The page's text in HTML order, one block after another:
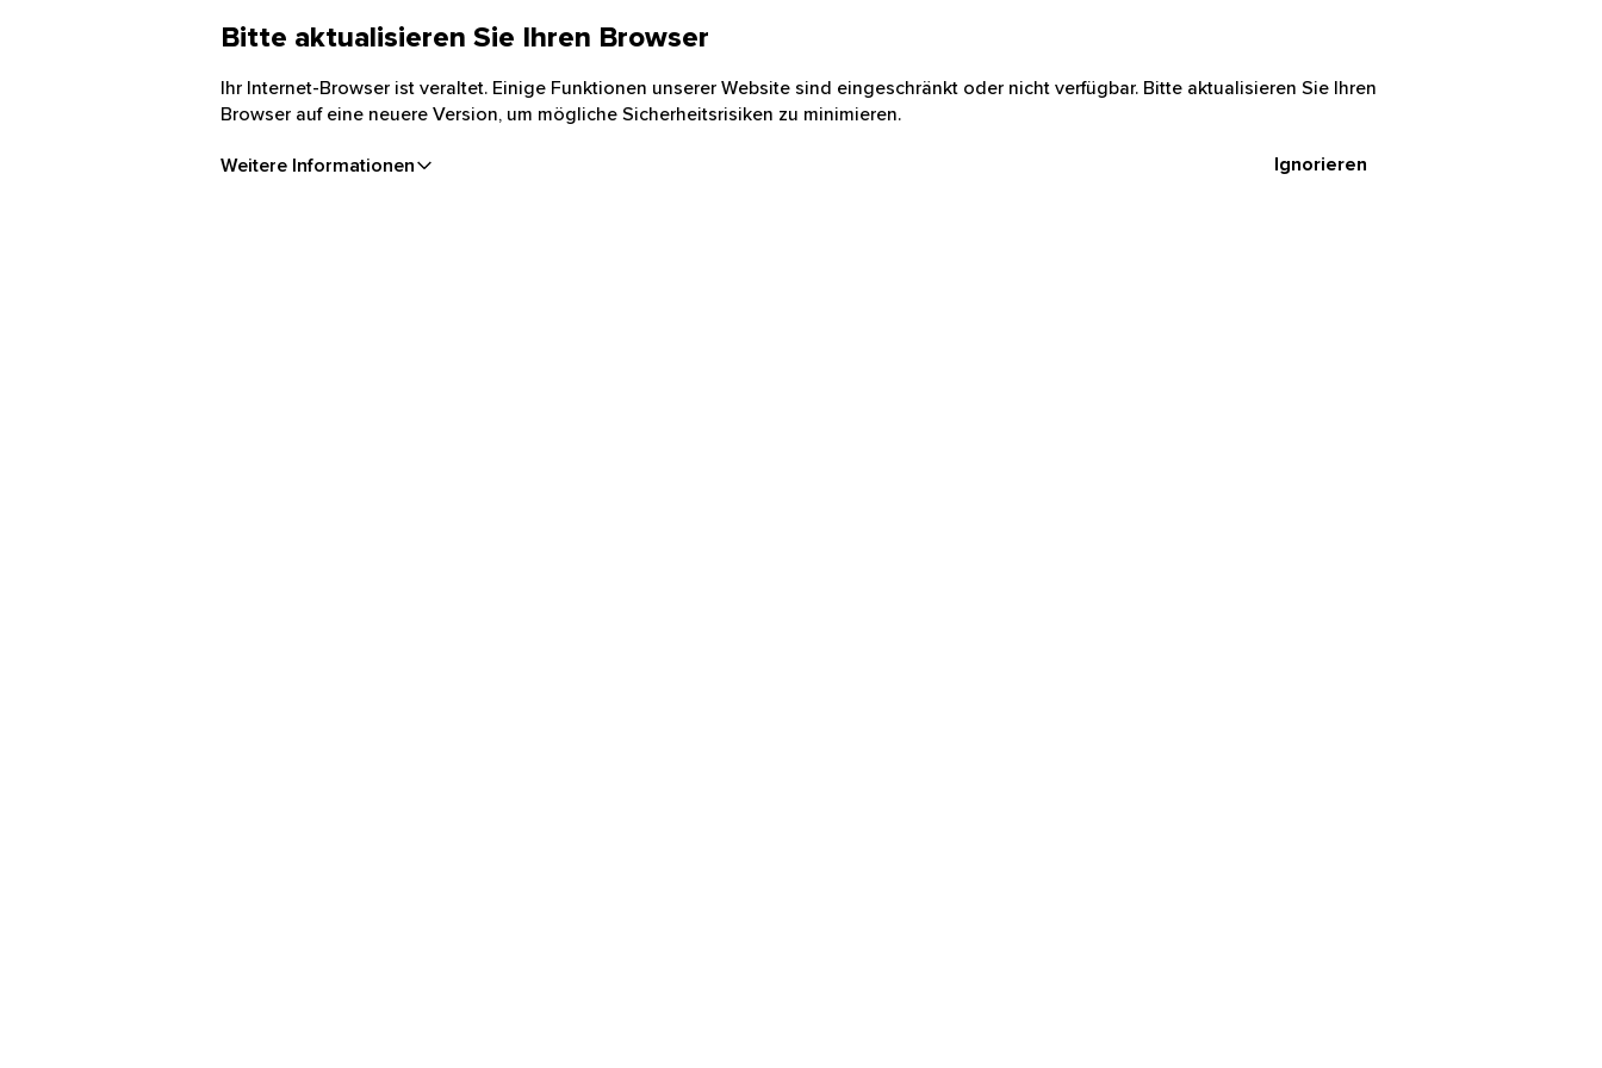
Bitte aktualisieren Sie Ihren Browser
Ihr Internet-Browser ist veraltet. Einige Funktionen unserer Website sind eingeschränkt oder nicht verfügbar. Bitte aktualisieren Sie Ihren
Browser auf eine neuere Version, um mögliche Sicherheitsrisiken zu minimieren.
Weitere Informationen Ignorieren